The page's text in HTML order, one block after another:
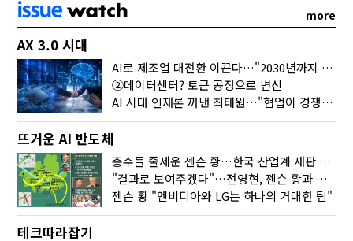
more
AX 3.0 시대
AI로 제조업 대전환 이끈다…"2030년까지 민관합동 20조 투자"
②데이터센터? 토큰 공장으로 변신
AI 시대 인재론 꺼낸 최태원…"협업이 경쟁력"
뜨거운 AI 반도체
총수들 줄세운 젠슨 황…한국 산업계 새판 짰다
"결과로 보여주겠다"…전영현, 젠슨 황과 HBM5 논의
젠슨 황 "엔비디아와 LG는 하나의 거대한 팀"
테크따라잡기